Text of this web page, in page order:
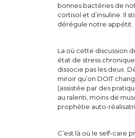
bonnes bactéries de
cortisol et d’insuline. Il
dérégule notre appétit.
La où cette discussion
état de stress
dissocie pas les deux.
miroir qu’on DOIT
(assistée par des
au ralenti, moins de
prophétie auto-
C’est là où le self-care